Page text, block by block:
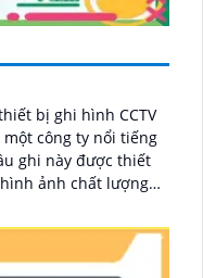
bị ghi hình CCTV
công ty nổi tiếng
ảnh chất lượng